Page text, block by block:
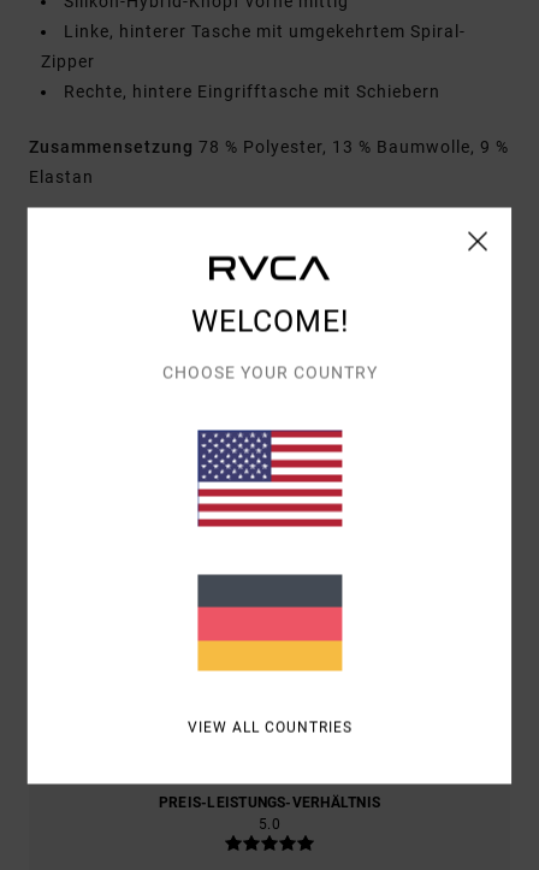
Linke, hinterer Tasche mit umgekehrtem Spiral-
Zipper
Rechte, hintere Eingrifftasche mit Schiebern
Zusammensetzung 78 % Polyester, 13 % Baumwolle, 9 %
Elastan
Versand & Rückversand
Kundenbewertungen
DURCHSCHNITTLICHE BEWERTUNG
5.0/5
100% UNSERER KUNDEN EMPFEHLEN DIESES PRODUKT
5.0
PREIS-LEISTUNGS-VERHÄLTNIS
5.0
WELCOME!
CHOOSE YOUR COUNTRY
VIEW ALL COUNTRIES